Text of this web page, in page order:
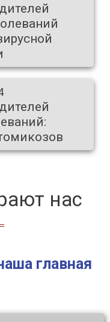
нас
главная